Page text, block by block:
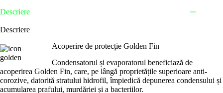
Descriere
Descriere
Acoperire de protecție Golden Fin
Condensatorul și evaporatorul beneficiază de
acoperirea Golden Fin, care, pe lângă proprietățile superioare anti-
corozive, datorită stratului hidrofil, împiedică depunerea condensului și
acumularea prafului, murdăriei și a bacteriilor.